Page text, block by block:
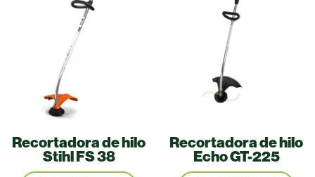
Recortadora de hilo
Stihl FS 38
Recortadora de hilo
Echo GT-225